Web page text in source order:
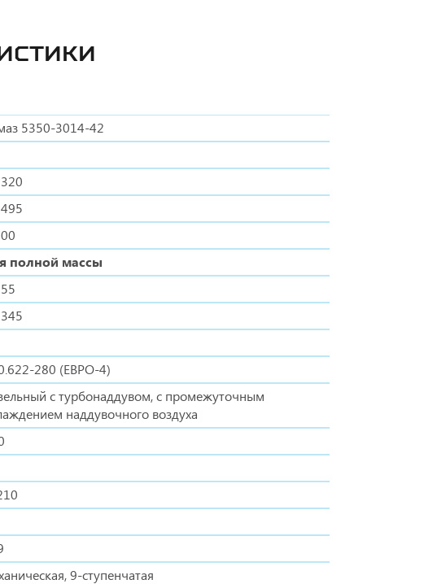
5350-3014-42
полной массы
280 (ЕВРО-4)
с турбонаддувом, с промежуточным
наддувочного воздуха
9-ступенчатая